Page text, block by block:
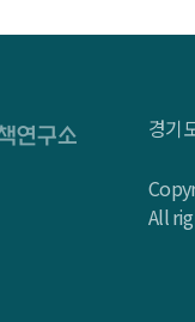
경기
All